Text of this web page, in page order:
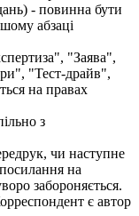
- повинна бути
абзаці
"Заява",
"Тест-драйв",
на правах
з
чи наступне
на
забороняється.
є автор